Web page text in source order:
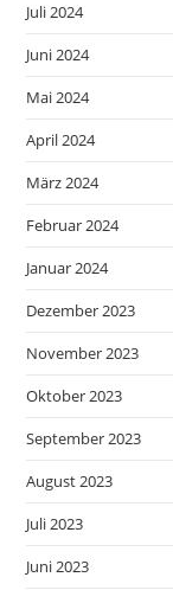
Juli 2024
Juni 2024
Mai 2024
April 2024
März 2024
Februar 2024
Januar 2024
Dezember 2023
November 2023
Oktober 2023
September 2023
August 2023
Juli 2023
Juni 2023